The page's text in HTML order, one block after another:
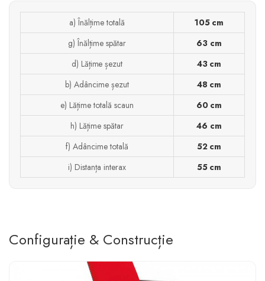
a) Înălțime totală
105 cm
g) Înălțime spătar
63 cm
d) Lățime șezut
43 cm
b) Adâncime șezut
48 cm
e) Lățime totală scaun
60 cm
h) Lățime spătar
46 cm
f) Adâncime totală
52 cm
i) Distanța interax
55 cm
Configurație & Construcție